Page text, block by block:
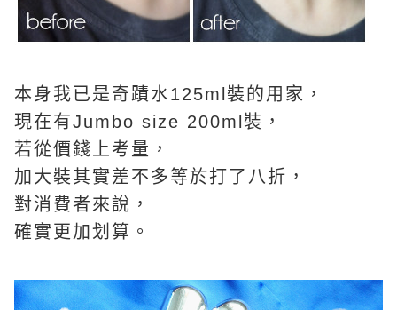
本身我已是奇蹟水125ml裝的用家，
現在有Jumbo size 200ml裝，
若從價錢上考量，
加大裝其實差不多等於打了八折，
對消費者來說，
確實更加划算。